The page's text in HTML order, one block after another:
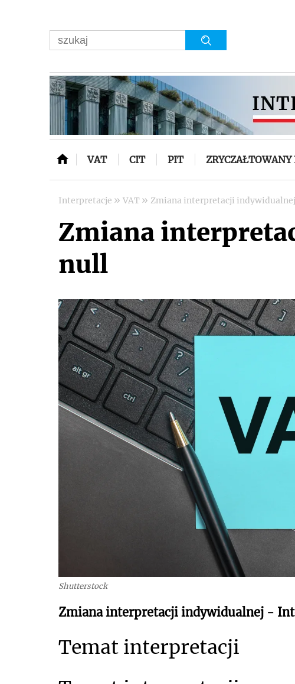
VAT CIT PIT
Interpretacje » VAT » Zmiana interpretacji
Zmiana
null
Shutterstock
Zmiana interpretacji indywidualnej -
Temat interpretacji